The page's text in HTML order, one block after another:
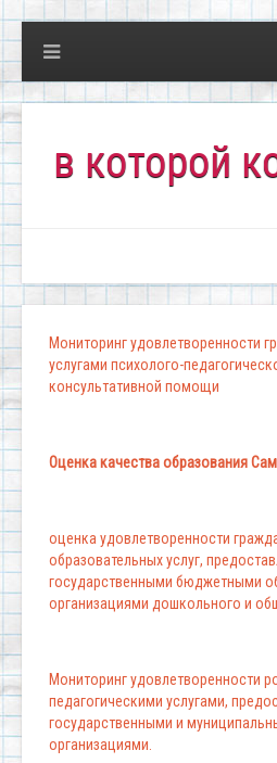
Мониторинг удовлетворенности
услугами психолого-
консультативной помощи
Оценка качества образования
оценка удовлетворенности
образовательных услуг,
государственными бюджетными
организациями дошкольного и
Мониторинг удовлетворенности
педагогическими услугами,
государственными и
организациями.